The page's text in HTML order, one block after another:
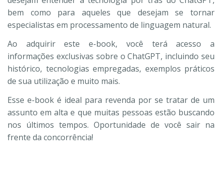
bem como para aqueles que desejam se tornar
especialistas em processamento de linguagem natural.
Ao adquirir este e-book, você terá acesso a
informações exclusivas sobre o ChatGPT, incluindo seu
histórico, tecnologias empregadas, exemplos práticos
de sua utilização e muito mais.
Esse e-book é ideal para revenda por se tratar de um
assunto em alta e que muitas pessoas estão buscando
nos últimos tempos. Oportunidade de você sair na
frente da concorrência!